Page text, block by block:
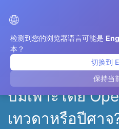
🌐
检测到您的浏览器语言可能是
本？
切换到
保持当
【การตื่นตัวของ
บ่มเพาะโดย
เทวดาหรือปีศาจ